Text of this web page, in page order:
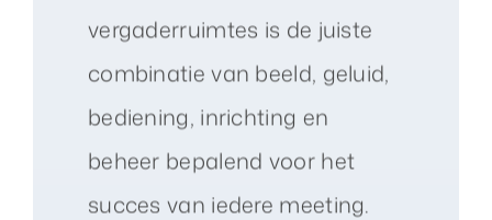
vergaderruimtes is de juiste
combinatie van beeld, geluid,
bediening, inrichting en
beheer bepalend voor het
succes van iedere meeting.